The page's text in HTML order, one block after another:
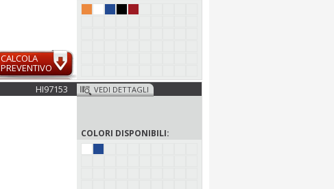
CALCOLA
PREVENTIVO
HI97153 VEDI DETTAGLI
COLORI DISPONIBILI: